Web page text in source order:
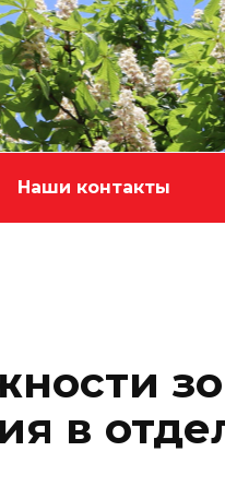
Наши контакты
в